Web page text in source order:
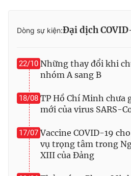
® Cấm sao chép dưới mọi hình thức
thuận bằng văn bản. Ghi rõ nguồn
thông tin từ website này.
Dòng sự kiện:Đại dịch
22/10 Những thay đổi khi
nhóm A sang B
18/08 TP Hồ Chí Minh chưa
mới của virus SARS-
17/07 Vaccine COVID-19
vụ trọng tâm trong
XIII của Đảng